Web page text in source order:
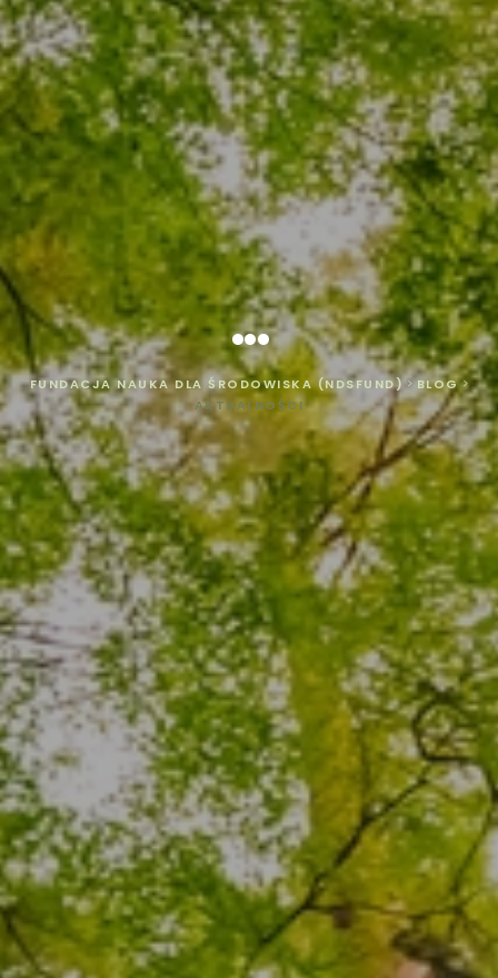
...
FUNDACJA NAUKA DLA ŚRODOWISKA (NDSFUND)>BLOG>
AKTUALNOŚCI